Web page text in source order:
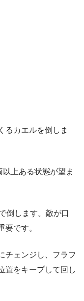
るカエルを倒しま
上ある状態が望ま
倒します。敵が口
要です。
チェンジし、フラフ
置をキープして回し